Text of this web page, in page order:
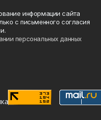
информации сайта
с письменного согласия
персональных данных